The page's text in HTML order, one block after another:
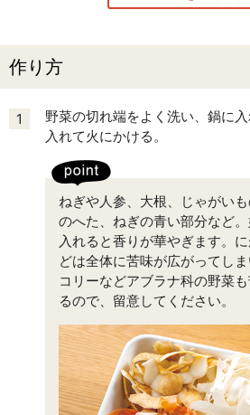
作り方
1
野菜の切れ端をよく洗い、鍋に
入れて火にかける。
ねぎや人参、大根、じゃがい
のへた、ねぎの青い部分など
入れると香りが華やぎます。
どは全体に苦味が広がってし
コリーなどアブラナ科の野菜
るので、留意してください。